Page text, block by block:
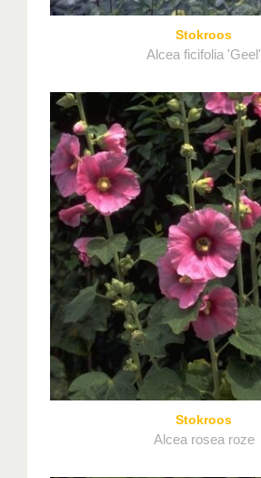
Stokroos
Alcea ficifolia 'Geel'
Stokroos
Alcea rosea roze